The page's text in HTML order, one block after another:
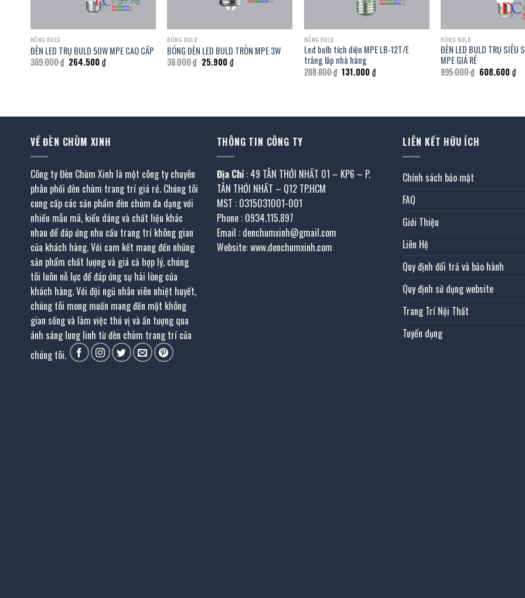
BÓNG BULD
ĐÈN LED TRỤ BULD 50W MPE CAO CẤP
389.000₫ Giá
gốc
264.500₫Giá
BÓNG BULD
BÓNG ĐÈN LED BULD TRÒN MPE 3W
38.000₫ Giá
gốc
25.900₫Giá
hiện
BÓNG BULD
Led bulb tích điện MPE LB-12T/E
trắng lắp nhà hàng
288.800₫ Giá
gốc
131.000₫Giá
BÓNG BULD
ĐÈN LED BULD TRỤ SIÊU
MPE GIÁ RẺ
895.000₫ Giá
gốc
608.600₫Giá
hiện
VỀ ĐÈN CHÙM XINH
Công ty Đèn Chùm Xinh là một công ty chuyên
phân phối đèn chùm trang trí giá rẻ. Chúng tôi
cung cấp các sản phẩm đèn chùm đa dạng với
nhiều mẫu mã, kiểu dáng và chất liệu khác
nhau để đáp ứng nhu cầu trang trí không gian
của khách hàng. Với cam kết mang đến những
sản phẩm chất lượng và giá cả hợp lý, chúng
tôi luôn nỗ lực để đáp ứng sự hài lòng của
khách hàng. Với đội ngũ nhân viên nhiệt huyết,
chúng tôi mong muốn mang đến một không
gian sống và làm việc thú vị và ấn tượng qua
ánh sáng lung linh từ đèn chùm trang trí của
chúng tôi.
THÔNG TIN CÔNG TY
Địa Chỉ : 49 TÂN THỚI NHẤT 01 – KP6 – P.
TÂN THỚI NHẤT – Q12 TP.HCM
MST : 0315031001-001
Phone : 0934.115.897
Email : denchumxinh@gmail.com
Website: www.denchumxinh.com
LIÊN KẾT HỮU ÍCH
Chính sách bảo mật
FAQ
Giới Thiệu
Liên Hệ
Quy định đổi trả và bảo hành
Quy định sử dụng website
Trang Trí Nội Thất
Tuyển dụng